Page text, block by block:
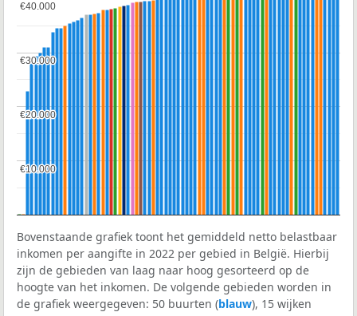
€10.000
€10.000
€20.000
€20.000
€30.000
€30.000
€40.000
€40.000
Bovenstaande grafiek toont het gemiddeld netto belastbaar
inkomen per aangifte in 2022 per gebied in België. Hierbij
zijn de gebieden van laag naar hoog gesorteerd op de
hoogte van het inkomen. De volgende gebieden worden in
de grafiek weergegeven: 50 buurten (blauw), 15 wijken